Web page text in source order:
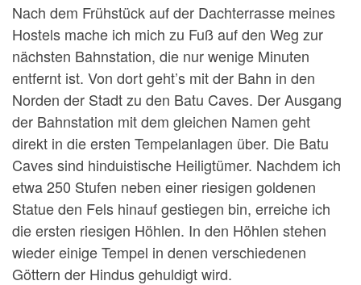
Nach dem Frühstück auf der Dachterrasse meines
Hostels mache ich mich zu Fuß auf den Weg zur
nächsten Bahnstation, die nur wenige Minuten
entfernt ist. Von dort geht’s mit der Bahn in den
Norden der Stadt zu den Batu Caves. Der Ausgang
der Bahnstation mit dem gleichen Namen geht
direkt in die ersten Tempelanlagen über. Die Batu
Caves sind hinduistische Heiligtümer. Nachdem ich
etwa 250 Stufen neben einer riesigen goldenen
Statue den Fels hinauf gestiegen bin, erreiche ich
die ersten riesigen Höhlen. In den Höhlen stehen
wieder einige Tempel in denen verschiedenen
Göttern der Hindus gehuldigt wird.